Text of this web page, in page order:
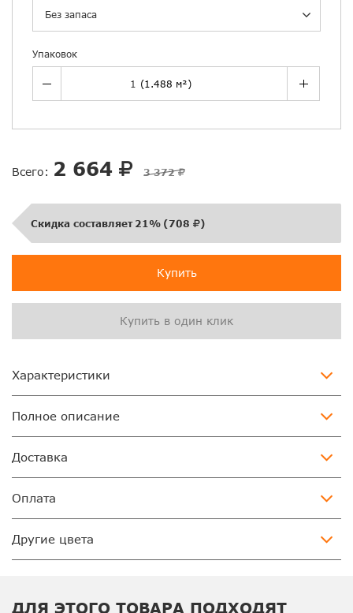
Без запаса
Упаковок
Всего: 2 664 3 372
Скидка составляет 21% (708 )
Купить
Купить в один клик
Характеристики
Полное описание
Доставка
Оплата
Другие цвета
ДЛЯ ЭТОГО ТОВАРА ПОДХОДЯТ